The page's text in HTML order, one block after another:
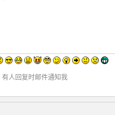
有人回复时邮件通知我